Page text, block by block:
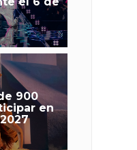
900
en